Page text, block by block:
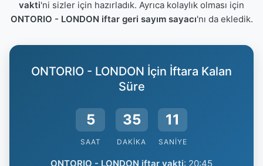
vakti'ni sizler için hazırladık. Ayrıca kolaylık olması için
ONTORIO - LONDON iftar geri sayım sayacı'nı da ekledik.
ONTORIO - LONDON İçin İftara Kalan
Süre
5
SAAT
35
DAKIKA
10
SANIYE
ONTORIO - LONDON iftar vakti: 20:45